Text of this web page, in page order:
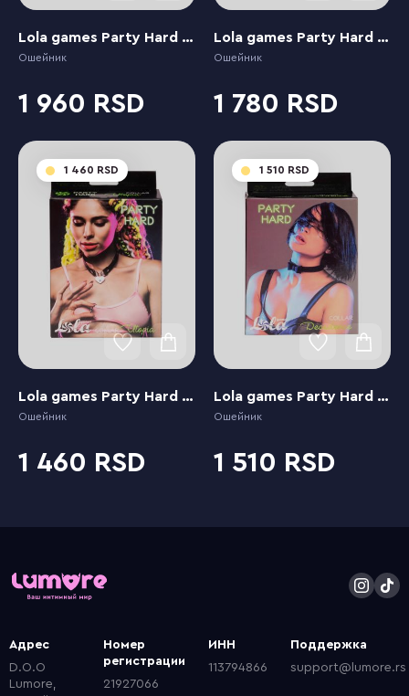
Lola games Party Hard Circus Black
Ошейник
1 960
Lola games Party Hard Circus Red
Ошейник
1 780
1 460
Lola games Party Hard Utopia
Ошейник
1 460
1 510
Lola games Party Hard Decadence
Ошейник
1 510
Адрес
D.O.O
Lumore,
Номер
регистрации
21927066
ИНН
113794866
Поддержка
support@lumore.rs